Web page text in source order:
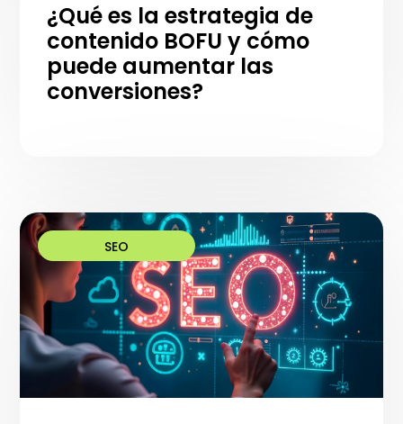
¿Qué es la estrategia de
contenido BOFU y cómo
puede aumentar las
conversiones?
SEO